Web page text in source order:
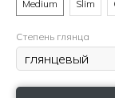
Medium
Slim
Степень глянца